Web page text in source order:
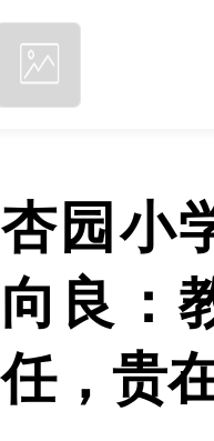
杏园小
向良：
任，贵